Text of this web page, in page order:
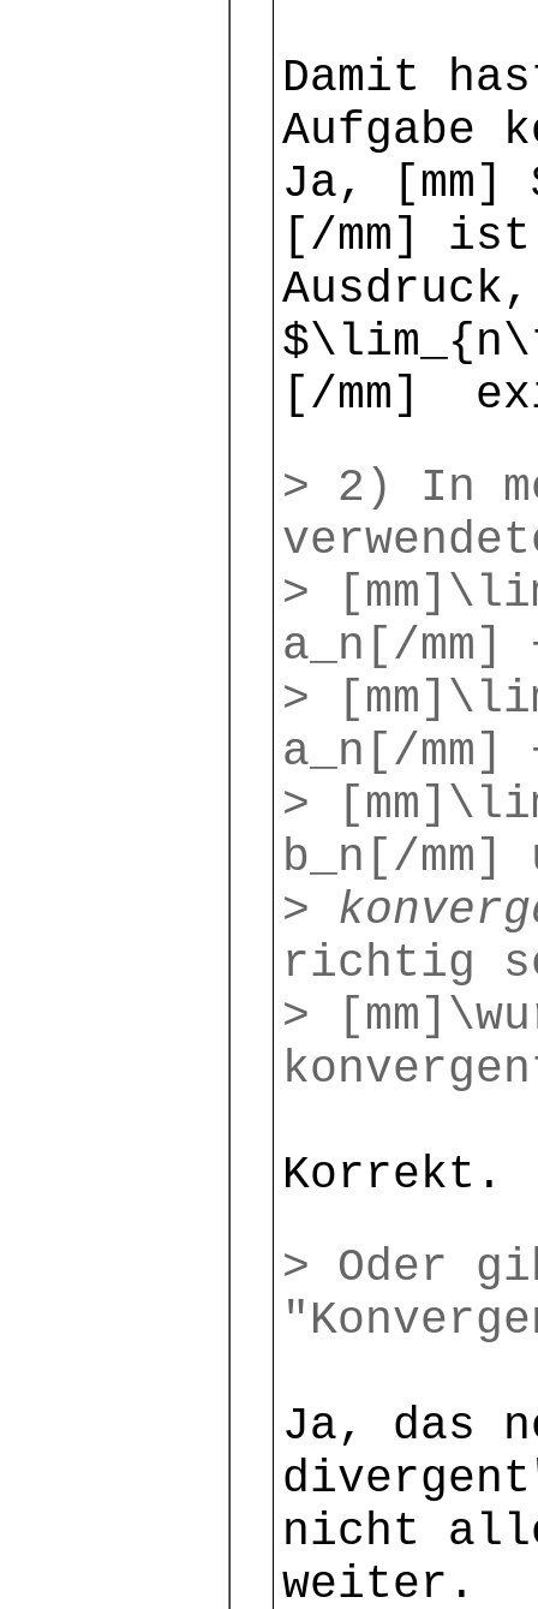
Damit
Aufgabe
Ja,
[/mm]
[/mm]
> 2) In
>
a_n[/mm]
>
a_n[/mm]
>
b_n[/
>
richtig
>
Korrekt.
> Oder
Ja, das
nicht
weiter.